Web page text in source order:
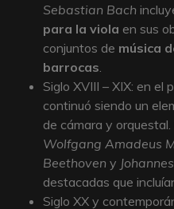
Sebastian Bach
para la viola en sus
conjuntos de música
barrocas
Siglo XVIII – XIX: en el
continuó siendo un
de cámara y
Wolfgang Amadeus
Beethoven y
destacadas que
Siglo XX y